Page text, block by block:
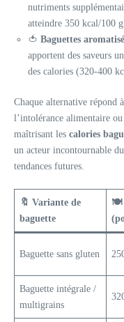
nutriments
atteindre 350 kcal/100
🍅 Baguettes
apportent des saveurs
des calories (320-400
Chaque alternative répond
l’intolérance alimentaire
maîtrisant les calories
un acteur incontournable
tendances futures.
🔖 Variante de
baguette
🍽️
Baguette sans gluten
Baguette intégrale /
multigrains